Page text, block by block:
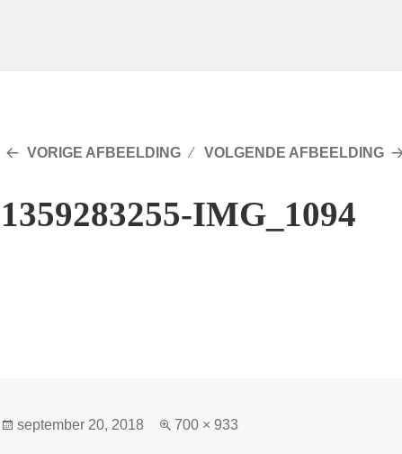
VORIGE AFBEELDING VOLGENDE AFBEELDING
1359283255-IMG_1094
Geplaatst
september 20, 2018
Volledige
700 × 933